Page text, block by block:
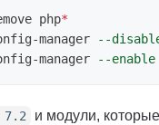
php*
manager --
manager --enable
7.2 и модули,